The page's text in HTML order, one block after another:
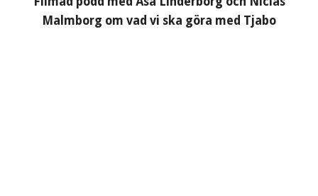
Malmborg om vad vi ska göra med Tjabo